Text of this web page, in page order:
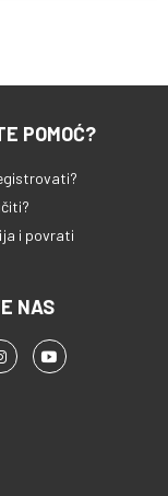
POMOĆ?
i povrati
NAS